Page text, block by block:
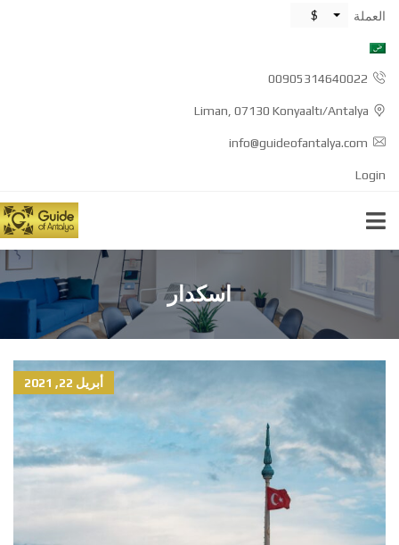
العملة $
00905314640022
Liman, 07130 Konyaaltı/Antalya
info@guideofantalya.com
Login
اسكدار
أبريل 22, 2021